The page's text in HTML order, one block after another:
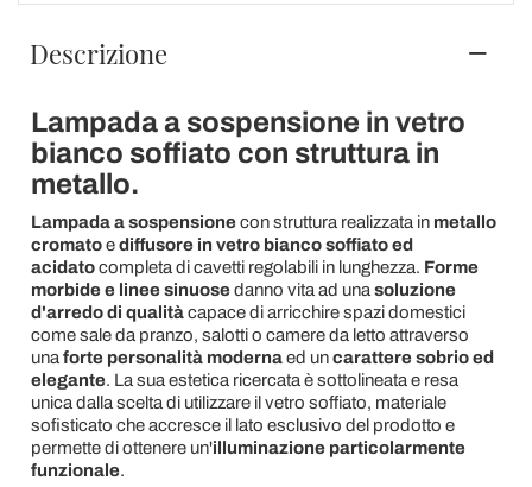
Descrizione
Lampada a sospensione in vetro
bianco soffiato con struttura in
metallo.
Lampada a sospensionecon struttura realizzata in metallo
cromatoediffusore in vetro bianco soffiato ed
acidatocompleta di cavetti regolabili in lunghezza. Forme
morbide e linee sinuosedanno vita ad una soluzione
d'arredo di qualitàcapace di arricchire spazi domestici
come sale da pranzo, salotti o camere da letto attraverso
una forte personalità modernaed uncarattere sobrio ed
elegante. La sua estetica ricercata è sottolineata e resa
unica dalla scelta di utilizzare il vetro soffiato, materiale
sofisticato che accresce il lato esclusivo del prodotto e
permette di ottenere un'illuminazione particolarmente
funzionale.